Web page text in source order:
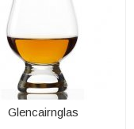
Glencairnglas